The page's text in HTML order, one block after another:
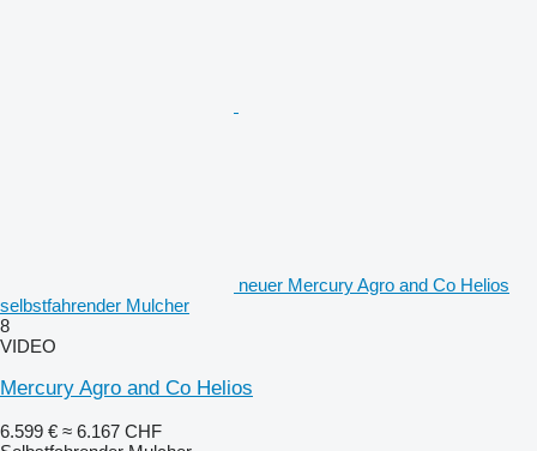
neuer Mercury Agro and Co Helios
selbstfahrender Mulcher
8
VIDEO
Mercury Agro and Co Helios
6.599 € ≈ 6.167 CHF